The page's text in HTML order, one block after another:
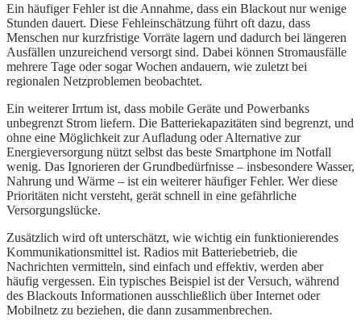
Ein häufiger Fehler ist die Annahme, dass ein Blackout nur wenige
Stunden dauert. Diese Fehleinschätzung führt oft dazu, dass
Menschen nur kurzfristige Vorräte lagern und dadurch bei längeren
Ausfällen unzureichend versorgt sind. Dabei können Stromausfälle
mehrere Tage oder sogar Wochen andauern, wie zuletzt bei
regionalen Netzproblemen beobachtet.
Ein weiterer Irrtum ist, dass mobile Geräte und Powerbanks
unbegrenzt Strom liefern. Die Batteriekapazitäten sind begrenzt, und
ohne eine Möglichkeit zur Aufladung oder Alternative zur
Energieversorgung nützt selbst das beste Smartphone im Notfall
wenig. Das Ignorieren der Grundbedürfnisse – insbesondere Wasser,
Nahrung und Wärme – ist ein weiterer häufiger Fehler. Wer diese
Prioritäten nicht versteht, gerät schnell in eine gefährliche
Versorgungslücke.
Zusätzlich wird oft unterschätzt, wie wichtig ein funktionierendes
Kommunikationsmittel ist. Radios mit Batteriebetrieb, die
Nachrichten vermitteln, sind einfach und effektiv, werden aber
häufig vergessen. Ein typisches Beispiel ist der Versuch, während
des Blackouts Informationen ausschließlich über Internet oder
Mobilnetz zu beziehen, die dann zusammenbrechen.